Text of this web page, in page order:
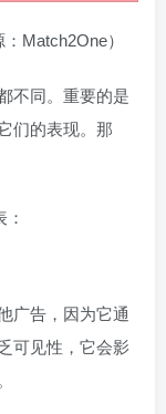
Match2One）
不同。重要的是
们的表现。那
广告，因为它通
可见性，它会影